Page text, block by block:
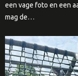
een vage foto en een
mag de…